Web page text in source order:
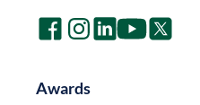
Awards